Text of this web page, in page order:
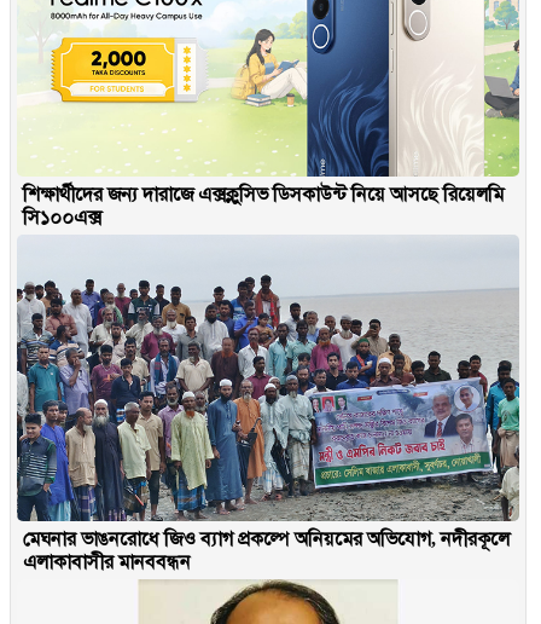
শিক্ষার্থীদের জন্য দারাজে এক্সক্লুসিভ ডিসকাউন্ট নিয়ে আসছে রিয়েলমি
সি১০০এক্স
মেঘনার ভাঙনরোধে জিও ব্যাগ প্রকল্পে অনিয়মের অভিযোগ, নদীরকূলে
এলাকাবাসীর মানববন্ধন